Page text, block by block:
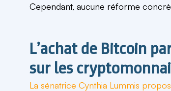
Cependant, aucune réforme
L’achat de Bitcoin
sur les
La sénatriceCynthia Lummis